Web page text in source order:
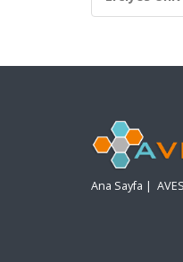
Ana Sayfa |